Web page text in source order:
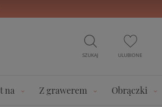
SZUKAJ ULUBIONE
na Z grawerem Obrączki